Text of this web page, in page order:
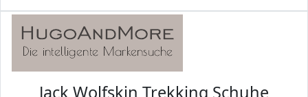
Jack Wolfskin Trekking Schuhe